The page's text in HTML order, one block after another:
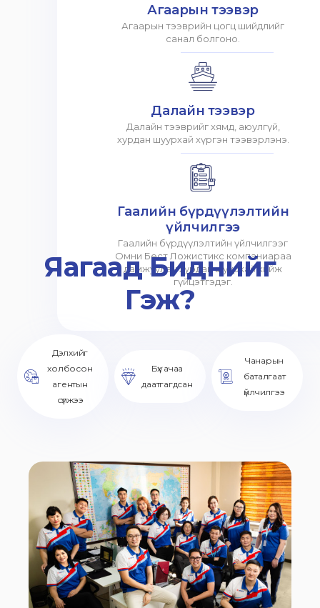
Агаарын тээвэр
Агаарын тээврийн цогц шийдлийг
санал болгоно.
Далайн тээвэр
Далайн тээврийг хямд, аюулгүй,
хурдан шуурхай хүргэн тээвэрлэнэ.
Гаалийн бүрдүүлэлтийн
үйлчилгээ
Гаалийн бүрдүүлэлтийн үйлчилгээг
Омни Бест Ложистикс компаниараа
дамжуулан хурдан шуурхай хийж
гүйцэтгэдэг.
Яагаад Биднийг
Гэж?
Дэлхийг
холбосон
агентын
сүлжээ
Бүх ачаа
даатгагдсан
Чанарын
баталгаат
үйлчилгээ